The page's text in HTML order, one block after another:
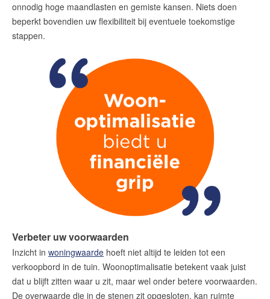
onnodig hoge maandlasten en gemiste kansen. Niets doen
beperkt bovendien uw flexibiliteit bij eventuele toekomstige
stappen.
Verbeter uw voorwaarden
Inzicht in woningwaarde hoeft niet altijd te leiden tot een
verkoopbord in de tuin. Woonoptimalisatie betekent vaak juist
dat u blijft zitten waar u zit, maar wel onder betere voorwaarden.
De overwaarde die in de stenen zit opgesloten, kan ruimte